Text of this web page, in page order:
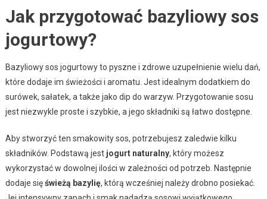
Jak przygotować bazyliowy sos
jogurtowy?
Bazyliowy sos jogurtowy to pyszne i zdrowe uzupełnienie wielu dań,
które dodaje im świeżości i aromatu. Jest idealnym dodatkiem do
surówek, sałatek, a także jako dip do warzyw. Przygotowanie sosu
jest niezwykle proste i szybkie, a jego składniki są łatwo dostępne.
Aby stworzyć ten smakowity sos, potrzebujesz zaledwie kilku
składników. Podstawą jest jogurt naturalny, który możesz
wykorzystać w dowolnej ilości w zależności od potrzeb. Następnie
dodaje sięświeżą bazylię, którą wcześniej należy drobno posiekać.